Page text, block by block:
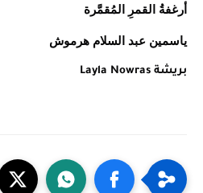
أرغفةُ القمرِ المُقمَّرة
ياسمين عبد السلام هرموش
بريشة Layla Nowras